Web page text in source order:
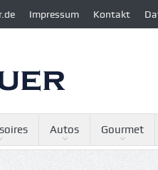
Impressum Kontakt
Autos Gourmet